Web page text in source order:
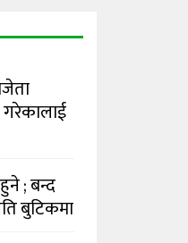
; बन्द
बुटिकमा